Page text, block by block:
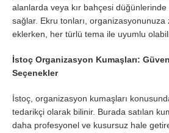
alanlarda veya kır bahçesi
sağlar. Ekru tonları,
eklerken, her türlü tema ile uyumlu
İstoç Organizasyon Kumaşları:
Seçenekler
İstoç, organizasyon kumaşları
tedarikçi olarak bilinir. Burada satılan
daha profesyonel ve kusursuz hale